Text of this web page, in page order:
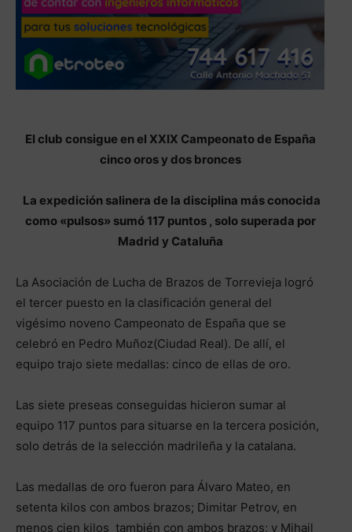
El club consigue en el XXIX Campeonato de España
cinco oros y dos bronces
La expedición salinera de la disciplina más conocida
como «pulsos» sumó 117 puntos , solo superada por
Madrid y Cataluña
La Asociación de Lucha de Brazos de Torrevieja logró
el tercer puesto en la clasificación general del
vigésimo noveno Campeonato de España que se
celebró en Pedro Muñoz(Ciudad Real). De allí, el
equipo trajo siete medallas: cinco de ellas de oro.
Las siete preseas conseguidas hicieron sumar al
equipo 117 puntos para situarse en la tercera posición,
solo detrás de la selección madrileña y la catalana.
Las medallas de oro fueron para Álvaro Mateo, en
setenta kilos con ambos brazos; Dimitar Petrov, en
menos cien kilos también con ambos brazos; y Mihail